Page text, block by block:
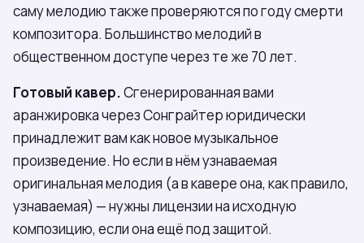
саму мелодию также проверяются по году смерти
композитора. Большинство мелодий в
общественном доступе через те же 70 лет.
Готовый кавер.Сгенерированная вами
аранжировка через Сонграйтер юридически
принадлежит вам как новое музыкальное
произведение. Но если в нём узнаваемая
оригинальная мелодия (а в кавере она, как правило,
узнаваемая) — нужны лицензии на исходную
композицию, если она ещё под защитой.